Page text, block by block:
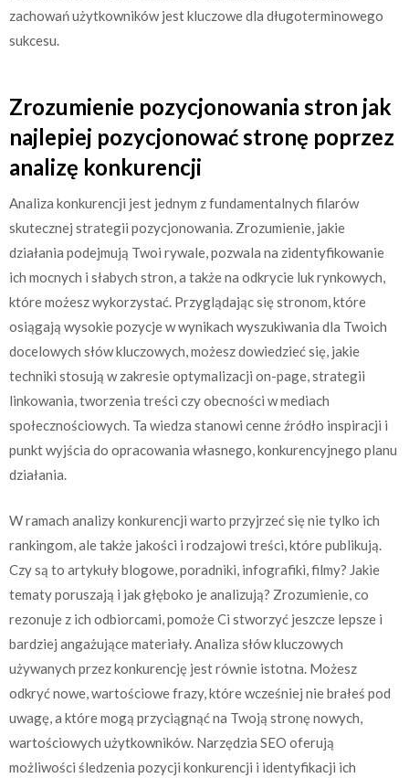
zachowań użytkowników jest kluczowe dla długoterminowego
sukcesu.
Zrozumienie pozycjonowania stron jak
najlepiej pozycjonować stronę poprzez
analizę konkurencji
Analiza konkurencji jest jednym z fundamentalnych filarów
skutecznej strategii pozycjonowania. Zrozumienie, jakie
działania podejmują Twoi rywale, pozwala na zidentyfikowanie
ich mocnych i słabych stron, a także na odkrycie luk rynkowych,
które możesz wykorzystać. Przyglądając się stronom, które
osiągają wysokie pozycje w wynikach wyszukiwania dla Twoich
docelowych słów kluczowych, możesz dowiedzieć się, jakie
techniki stosują w zakresie optymalizacji on-page, strategii
linkowania, tworzenia treści czy obecności w mediach
społecznościowych. Ta wiedza stanowi cenne źródło inspiracji i
punkt wyjścia do opracowania własnego, konkurencyjnego planu
działania.
W ramach analizy konkurencji warto przyjrzeć się nie tylko ich
rankingom, ale także jakości i rodzajowi treści, które publikują.
Czy są to artykuły blogowe, poradniki, infografiki, filmy? Jakie
tematy poruszają i jak głęboko je analizują? Zrozumienie, co
rezonuje z ich odbiorcami, pomoże Ci stworzyć jeszcze lepsze i
bardziej angażujące materiały. Analiza słów kluczowych
używanych przez konkurencję jest równie istotna. Możesz
odkryć nowe, wartościowe frazy, które wcześniej nie brałeś pod
uwagę, a które mogą przyciągnąć na Twoją stronę nowych,
wartościowych użytkowników. Narzędzia SEO oferują
możliwości śledzenia pozycji konkurencji i identyfikacji ich